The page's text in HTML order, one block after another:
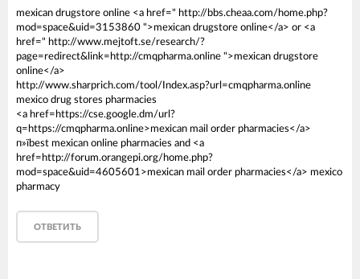
mexican drugstore online <a href=" http://bbs.cheaa.com/home.php?
mod=space&uid=3153860 ">mexican drugstore online</a> or <a
href=" http://www.mejtoft.se/research/?
page=redirect&link=http://cmqpharma.online ">mexican drugstore
online</a>
http://www.sharprich.com/tool/Index.asp?url=cmqpharma.online
mexico drug stores pharmacies
<a href=https://cse.google.dm/url?
q=https://cmqpharma.online>mexican mail order pharmacies</a>
п»їbest mexican online pharmacies and <a
href=http://forum.orangepi.org/home.php?
mod=space&uid=4605601>mexican mail order pharmacies</a> mexico
pharmacy
ОТВЕТИТЬ